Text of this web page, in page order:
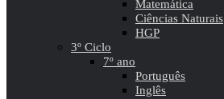
Matemática
Ciências Naturais
HGP
3º Ciclo
7º ano
Português
Inglês